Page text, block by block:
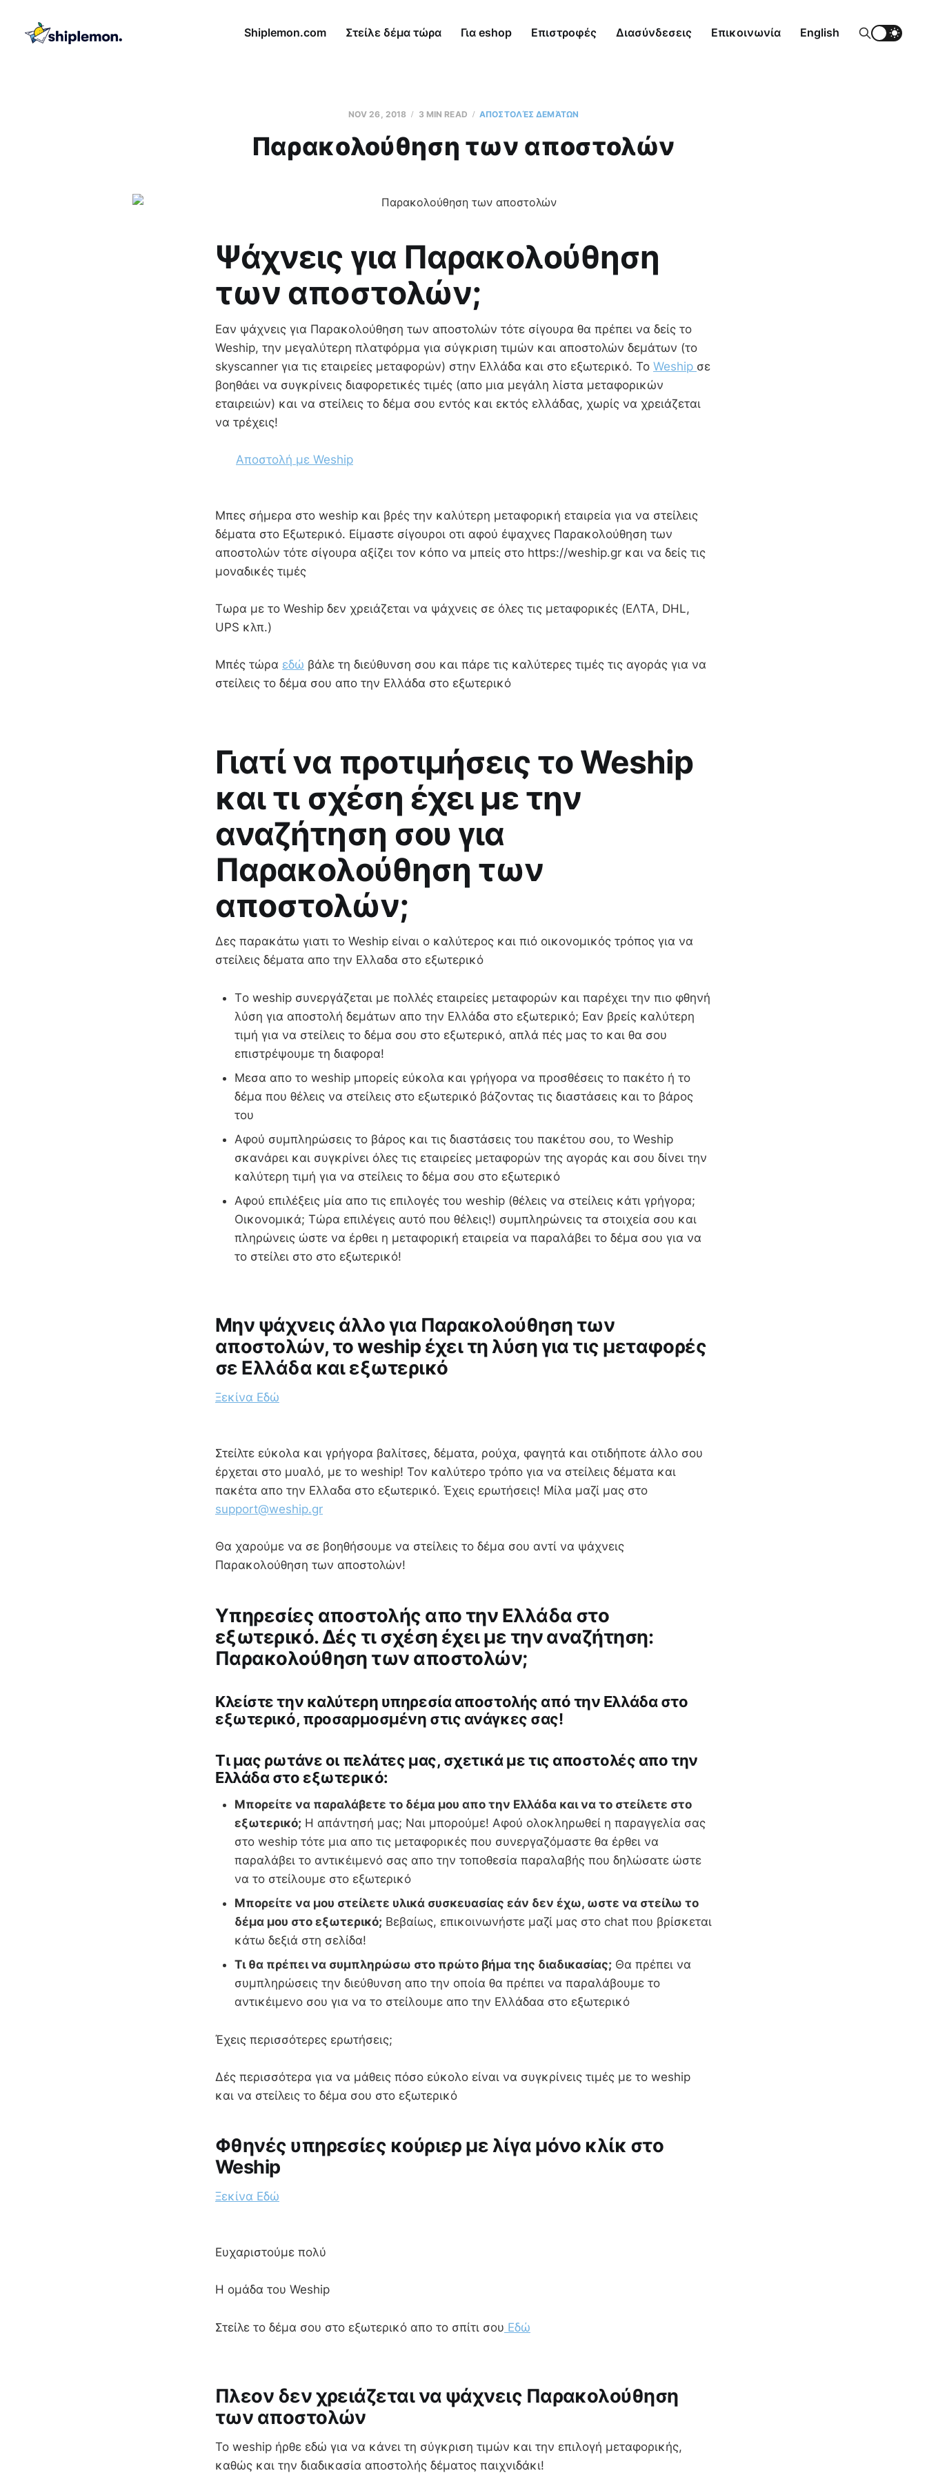
Shiplemon.com Στείλε δέμα τώρα Για eshop Επιστροφές Διασύνδεσεις Επικοινωνία English
NOV 26, 2018 3 MIN READ AΠΟΣΤΟΛΈΣ ΔΕΜΆΤΩΝ
Παρακολούθηση των αποστολών
Ψάχνεις για Παρακολούθηση
των αποστολών;
Εαν ψάχνεις για Παρακολούθηση των αποστολών τότε σίγουρα θα πρέπει να δείς το
Weship, την μεγαλύτερη πλατφόρμα για σύγκριση τιμών και αποστολών δεμάτων (το
skyscanner για τις εταιρείες μεταφορών) στην Ελλάδα και στο εξωτερικό. Το Weship σε
βοηθάει να συγκρίνεις διαφορετικές τιμές (απο μια μεγάλη λίστα μεταφορικών
εταιρειών) και να στείλεις το δέμα σου εντός και εκτός ελλάδας, χωρίς να χρειάζεται
να τρέχεις!
Αποστολή με Weship
Mπες σήμερα στο weship και βρές την καλύτερη μεταφορική εταιρεία για να στείλεις
δέματα στο Εξωτερικό. Είμαστε σίγουροι οτι αφού έψαχνες Παρακολούθηση των
αποστολών τότε σίγουρα αξίζει τον κόπο να μπείς στο https://weship.gr και να δείς τις
μοναδικές τιμές
Τωρα με το Weship δεν χρειάζεται να ψάχνεις σε όλες τις μεταφορικές (ΕΛΤΑ, DHL,
UPS κλπ.)
Μπές τώρα εδώ βάλε τη διεύθυνση σου και πάρε τις καλύτερες τιμές τις αγοράς για να
στείλεις το δέμα σου απο την Ελλάδα στο εξωτερικό
Γιατί να προτιμήσεις το Weship
και τι σχέση έχει με την
αναζήτηση σου για
Παρακολούθηση των
αποστολών;
Δες παρακάτω γιατι το Weship είναι ο καλύτερος και πιό οικονομικός τρόπος για να
στείλεις δέματα απο την Ελλαδα στο εξωτερικό
Τo weship συνεργάζεται με πολλές εταιρείες μεταφορών και παρέχει την πιο φθηνή
λύση για αποστολή δεμάτων απο την Ελλάδα στο εξωτερικό; Εαν βρείς καλύτερη
τιμή για να στείλεις το δέμα σου στο εξωτερικό, απλά πές μας το και θα σου
επιστρέψουμε τη διαφορα!
Μεσα απο το weship μπορείς εύκολα και γρήγορα να προσθέσεις το πακέτο ή το
δέμα που θέλεις να στείλεις στο εξωτερικό βάζοντας τις διαστάσεις και το βάρος
του
Αφού συμπληρώσεις το βάρος και τις διαστάσεις του πακέτου σου, το Weship
σκανάρει και συγκρίνει όλες τις εταιρείες μεταφορών της αγοράς και σου δίνει την
καλύτερη τιμή για να στείλεις το δέμα σου στο εξωτερικό
Αφού επιλέξεις μία απο τις επιλογές του weship (θέλεις να στείλεις κάτι γρήγορα;
Οικονομικά; Τώρα επιλέγεις αυτό που θέλεις!) συμπληρώνεις τα στοιχεία σου και
πληρώνεις ώστε να έρθει η μεταφορική εταιρεία να παραλάβει το δέμα σου για να
το στείλει στο στο εξωτερικό!
Μην ψάχνεις άλλο για Παρακολούθηση των
αποστολών, το weship έχει τη λύση για τις μεταφορές
σε Ελλάδα και εξωτερικό
Ξεκίνα Εδώ
Στείλτε εύκολα και γρήγορα βαλίτσες, δέματα, ρούχα, φαγητά και οτιδήποτε άλλο σου
έρχεται στο μυαλό, με το weship! Τον καλύτερο τρόπο για να στείλεις δέματα και
πακέτα απο την Ελλαδα στο εξωτερικό. Έχεις ερωτήσεις! Μίλα μαζί μας στο
support@weship.gr
Θα χαρούμε να σε βοηθήσουμε να στείλεις το δέμα σου αντί να ψάχνεις
Παρακολούθηση των αποστολών!
Υπηρεσίες αποστολής απο την Ελλάδα στο
εξωτερικό. Δές τι σχέση έχει με την αναζήτηση:
Παρακολούθηση των αποστολών;
Κλείστε την καλύτερη υπηρεσία αποστολής από την Ελλάδα στο
εξωτερικό, προσαρμοσμένη στις ανάγκες σας!
Tι μας ρωτάνε οι πελάτες μας, σχετικά με τις αποστολές απο την
Ελλάδα στο εξωτερικό:
Μπορείτε να παραλάβετε το δέμα μου απο την Ελλάδα και να το στείλετε στο
εξωτερικό; Η απάντησή μας; Ναι μπορούμε! Αφού ολοκληρωθεί η παραγγελία σας
στο weship τότε μια απο τις μεταφορικές που συνεργαζόμαστε θα έρθει να
παραλάβει το αντικέιμενό σας απο την τοποθεσία παραλαβής που δηλώσατε ώστε
να το στείλουμε στο εξωτερικό
Μπορείτε να μου στείλετε υλικά συσκευασίας εάν δεν έχω, ωστε να στείλω το
δέμα μου στο εξωτερικό; Βεβαίως, επικοινωνήστε μαζί μας στο chat που βρίσκεται
κάτω δεξιά στη σελίδα!
Τι θα πρέπει να συμπληρώσω στο πρώτο βήμα της διαδικασίας; Θα πρέπει να
συμπληρώσεις την διεύθυνση απο την οποία θα πρέπει να παραλάβουμε το
αντικέιμενο σου για να το στείλουμε απο την Ελλάδαα στο εξωτερικό
Έχεις περισσότερες ερωτήσεις;
Δές περισσότερα για να μάθεις πόσο εύκολο είναι να συγκρίνεις τιμές με το weship
και να στείλεις το δέμα σου στο εξωτερικό
Φθηνές υπηρεσίες κούριερ με λίγα μόνο κλίκ στο
Weship
Ξεκίνα Εδώ
Ευχαριστούμε πολύ
Η ομάδα του Weship
Στείλε το δέμα σου στο εξωτερικό απο το σπίτι σου Εδώ
Πλεον δεν χρειάζεται να ψάχνεις Παρακολούθηση
των αποστολών
To weship ήρθε εδώ για να κάνει τη σύγκριση τιμών και την επιλογή μεταφορικής,
καθώς και την διαδικασία αποστολής δέματος παιχνιδάκι!